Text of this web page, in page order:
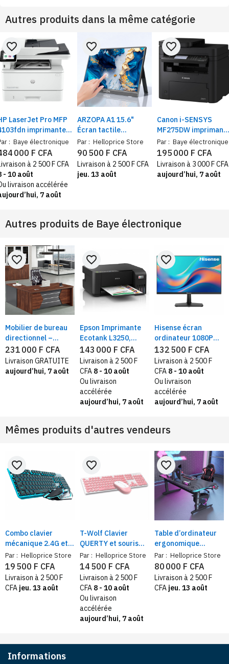
Autres produits dans la même catégorie
LaserJet Pro MFP
imprimante
noir et blanc
gigabit,
verso auto,
et Fax, Bac
feuilles
: Baye électronique
favorite_border
000 F CFA
à 2 500 F CFA
- 10 août
livraison accélérée
7 août
ARZOPA A1 15.6"
Écran tactile
1920x1080P Full HD
Moniteur Portable
Extension pour jeux,
ordinateur portable,
et smartphone
Par : Helloprice Store
favorite_border
90 500 F CFA
Livraison à 2 500 F CFA
jeu. 13 août
Canon i-SENSYS
MF275DW
laser noir/blanc,
recto verso auto Wi-
Fi, Ethernet –
Scanner, copie, fax,
bac 150 feuilles
Par : Baye électronique
favorite_border
195 000 F CFA
Livraison à 3 000 F CFA
aujourd’hui, 7 août
Autres produits de Baye électronique
Mobilier de bureau
directionnel –
Bureau en L
ergonomique avec
caisson mobile
favorite_border
231 000 F CFA
Livraison GRATUITE
aujourd’hui, 7 août
Epson Imprimante
Ecotank L3250,
Format A4, WIFI,
Smart | Encre
liquide
rechargeable
favorite_border
143 000 F CFA
Livraison à 2 500 F
CFA 8 - 10 août
Ou livraison
accélérée
aujourd’hui, 7 août
Hisense écran
ordinateur 1080P
full HD | moniteur
écran de bureau
performant
favorite_border
132 500 F CFA
Livraison à 2 500 F
CFA 8 - 10 août
Ou livraison
accélérée
aujourd’hui, 7 août
Mêmes produits d'autres vendeurs
Combo clavier
mécanique 2.4G et
souris USB-C –
design typewriter
rétroéclairé,
gaming et bureau
sans fil
Par : Helloprice Store
favorite_border
19 500 F CFA
Livraison à 2 500 F
CFA jeu. 13 août
T-Wolf Clavier
QUERTY et souris
sans fil – frappe
silencieuse,
Windows et MacOS
Par : Helloprice Store
favorite_border
14 500 F CFA
Livraison à 2 500 F
CFA 8 - 10 août
Ou livraison
accélérée
aujourd’hui, 7 août
Table d’ordinateur
ergonomique
motorisé | Bureau
gaming électrique
réglable en hauteur
design fibre carbone
et LED
Par : Helloprice Store
favorite_border
80 000 F CFA
Livraison à 2 500 F
CFA jeu. 13 août
Informations